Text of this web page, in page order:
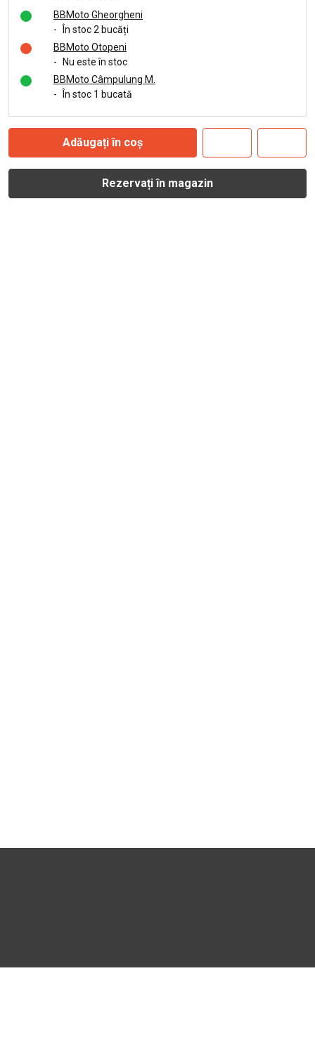
BBMoto Gheorgheni
-
În stoc 2 bucăți
BBMoto Otopeni
-
Nu este în stoc
BBMoto Câmpulung M.
-
În stoc 1 bucată
Adăugați în coș
Rezervați în magazin